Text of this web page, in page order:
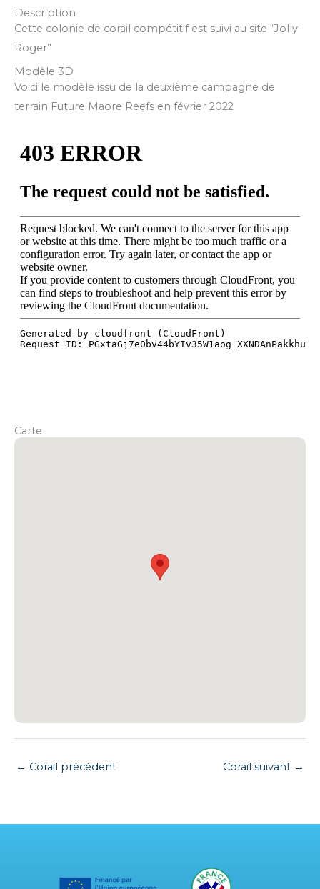
Description
Cette colonie de corail compétitif est suivi au site “Jolly
Roger”
Modèle 3D
Voici le modèle issu de la deuxième campagne de
terrain Future Maore Reefs en février 2022
Carte
← Corail précédent Corail suivant →